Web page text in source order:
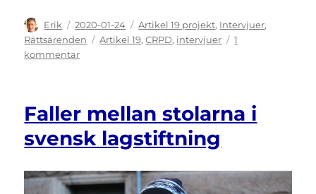
Författare
Erik
Publicerat
den
2020-01-24 Kategorier
Artikel 19 projekt, Intervjuer,
Rättsärenden
Etiketter
Artikel 19,CRPD, intervjuer
1
kommentartill
tre
i
–
och
Faller mellan stolarna i
svensk lagstiftning